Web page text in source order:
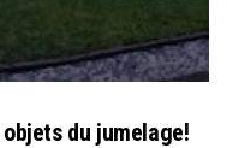
du jumelage!